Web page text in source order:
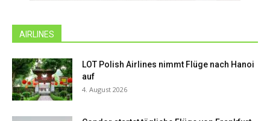
AIRLINES
LOT Polish Airlines nimmt Flüge nach Hanoi
auf
4. August 2026